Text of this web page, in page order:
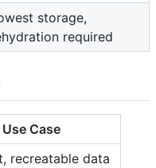
storage,
required
Use Case
recreatable data